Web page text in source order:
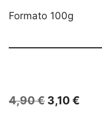
Formato 100g
4,90€ 3,10 €